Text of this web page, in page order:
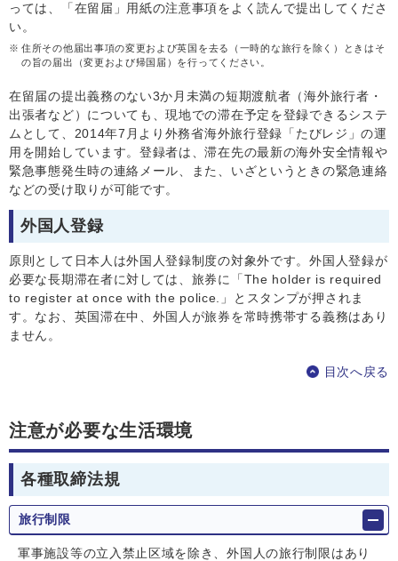
っては、「在留届」用紙の注意事項をよく読んで提出してくださ
い。
※ 住所その他届出事項の変更および英国を去る（一時的な旅行を除く）ときはそ
の旨の届出（変更および帰国届）を行ってください。
在留届の提出義務のない3か月未満の短期渡航者（海外旅行者・
出張者など）についても、現地での滞在予定を登録できるシステ
ムとして、2014年7月より外務省海外旅行登録「たびレジ」の運
用を開始しています。登録者は、滞在先の最新の海外安全情報や
緊急事態発生時の連絡メール、また、いざというときの緊急連絡
などの受け取りが可能です。
外国人登録
原則として日本人は外国人登録制度の対象外です。外国人登録が
必要な長期滞在者に対しては、旅券に「The holder is required
to register at once with the police.」とスタンプが押されま
す。なお、英国滞在中、外国人が旅券を常時携帯する義務はあり
ません。
目次へ戻る
注意が必要な生活環境
各種取締法規
旅行制限
軍事施設等の立入禁止区域を除き、外国人の旅行制限はあり